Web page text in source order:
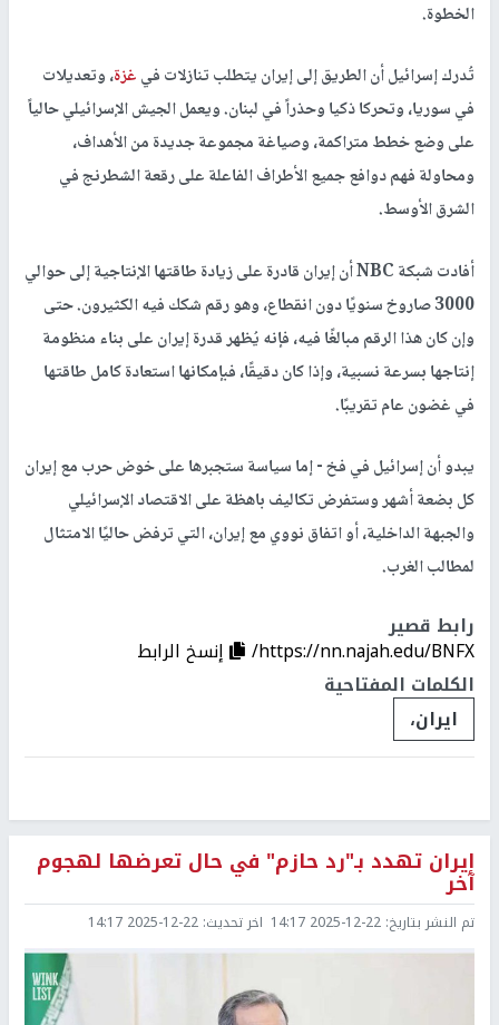
الخطوة.
تُدرك إسرائيل أن الطريق إلى إيران يتطلب تنازلات فيغزة، وتعديلات
في سوريا، وتحركا ذكيا وحذراً في لبنان. ويعمل الجيش الإسرائيلي حالياً
على وضع خطط متراكمة، وصياغة مجموعة جديدة من الأهداف،
ومحاولة فهم دوافع جميع الأطراف الفاعلة على رقعة الشطرنج في
الشرق الأوسط.
أفادت شبكة NBC أن إيران قادرة على زيادة طاقتها الإنتاجية إلى حوالي
3000 صاروخ سنويًا دون انقطاع، وهو رقم شكك فيه الكثيرون. حتى
وإن كان هذا الرقم مبالغًا فيه، فإنه يُظهر قدرة إيران على بناء منظومة
إنتاجها بسرعة نسبية، وإذا كان دقيقًا، فبإمكانها استعادة كامل طاقتها
في غضون عام تقريبًا.
يبدو أن إسرائيل في فخ - إما سياسة ستجبرها على خوض حرب مع إيران
كل بضعة أشهر وستفرض تكاليف باهظة على الاقتصاد الإسرائيلي
والجبهة الداخلية، أو اتفاق نووي مع إيران، التي ترفض حاليًا الامتثال
لمطالب الغرب.
رابط قصير
https://nn.najah.edu/BNFX/
إنسخ الرابط
الكلمات المفتاحية
ايران،
إيران تهدد بـ"رد حازم" في حال تعرضها لهجوم
آخر
تم النشر بتاريخ: 2025-12-22 14:17 اخر تحديث: 2025-12-22 14:17